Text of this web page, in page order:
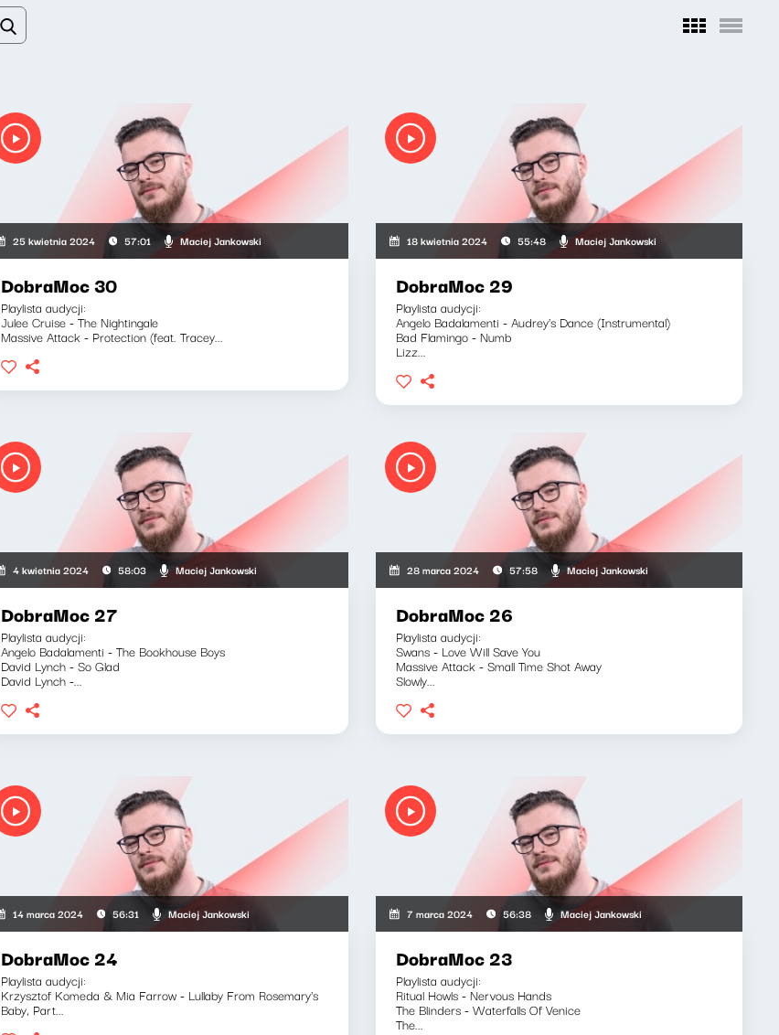
25 kwietnia 2024 57:01 Maciej Jankowski
DobraMoc 30
Playlista audycji:
Julee Cruise - The Nightingale
Massive Attack - Protection (feat. Tracey...
18 kwietnia 2024 55:48 Maciej Jankowski
DobraMoc 29
Playlista audycji:
Angelo Badalamenti - Audrey's Dance (Instrumental)
Bad Flamingo - Numb
Lizz...
4 kwietnia 2024 58:03 Maciej Jankowski
DobraMoc 27
Playlista audycji:
Angelo Badalamenti - The Bookhouse Boys
David Lynch - So Glad
David Lynch -...
28 marca 2024 57:58 Maciej Jankowski
DobraMoc 26
Playlista audycji:
Swans - Love Will Save You
Massive Attack - Small Time Shot Away
Slowly...
14 marca 2024 56:31 Maciej Jankowski
DobraMoc 24
Playlista audycji:
Krzysztof Komeda & Mia Farrow - Lullaby From Rosemary's
Baby, Part...
7 marca 2024 56:38 Maciej Jankowski
DobraMoc 23
Playlista audycji:
Ritual Howls - Nervous Hands
The Blinders - Waterfalls Of Venice
The...